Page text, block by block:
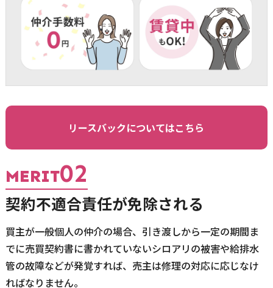
リースバックについてはこちら
MERIT02
契約不適合責任が免除される
買主が一般個人の仲介の場合、引き渡しから一定の期間ま
でに売買契約書に書かれていないシロアリの被害や給排水
管の故障などが発覚すれば、売主は修理の対応に応じなけ
ればなりません。